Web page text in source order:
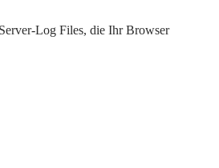
Log Files, die Ihr Browser